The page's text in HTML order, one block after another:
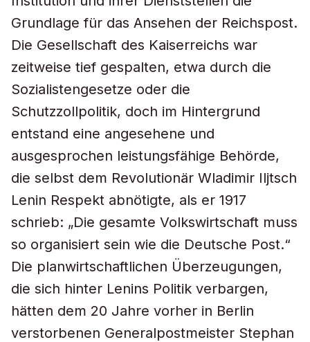
Grundlage für das Ansehen der Reichspost.
Die Gesellschaft des Kaiserreichs war
zeitweise tief gespalten, etwa durch die
Sozialistengesetze oder die
Schutzzollpolitik, doch im Hintergrund
entstand eine angesehene und
ausgesprochen leistungsfähige Behörde,
die selbst dem Revolutionär Wladimir Iljtsch
Lenin Respekt abnötigte, als er 1917
schrieb: „Die gesamte Volkswirtschaft muss
so organisiert sein wie die Deutsche Post.“
Die planwirtschaftlichen Überzeugungen,
die sich hinter Lenins Politik verbargen,
hätten dem 20 Jahre vorher in Berlin
verstorbenen Generalpostmeister Stephan